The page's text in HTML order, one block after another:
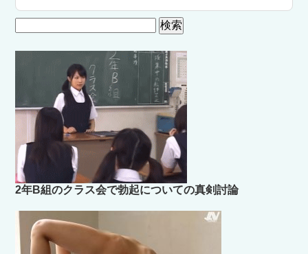
2年B組のクラス会で勃起についての真剣討論